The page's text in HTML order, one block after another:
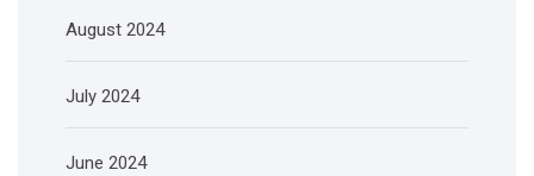
August 2024
July 2024
June 2024